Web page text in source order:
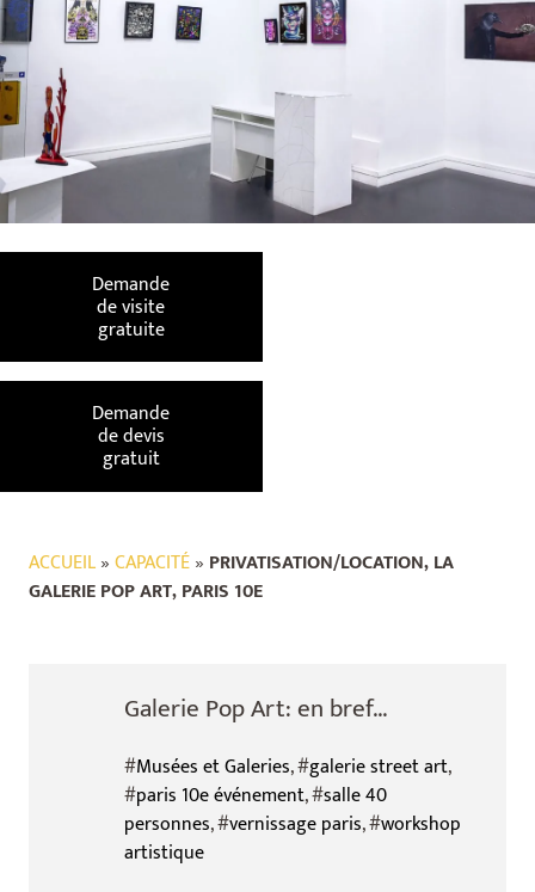
Demande
de visite
gratuite
Demande
de devis
gratuit
ACCUEIL»CAPACITÉ» PRIVATISATION/LOCATION, LA
GALERIE POP ART, PARIS 10E
Galerie Pop Art: en bref...
#Musées et Galeries, #galerie street art,
#paris 10e événement, #salle 40
personnes, #vernissage paris, #workshop
artistique